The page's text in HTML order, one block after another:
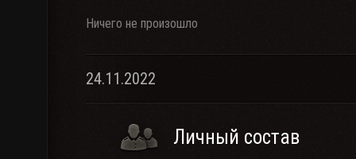
Ничего не произошло
24.11.2022
Личный состав